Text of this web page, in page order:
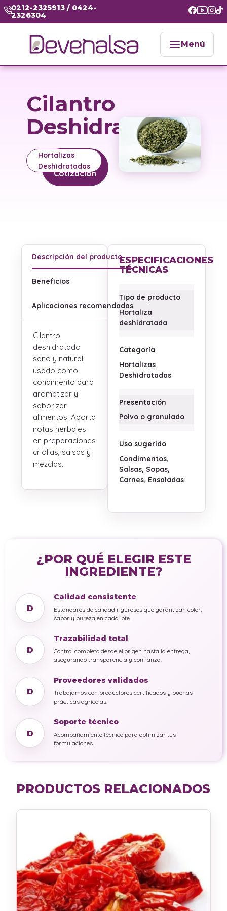
0212-2325913 / 0424-
2326304
Menú
Cilantro
Deshidratado
Hortalizas
Deshidratadas
Solicitar
Cotización
Descripción del producto
Beneficios
Aplicaciones recomendadas
Cilantro
deshidratado
sano y natural,
usado como
condimento para
aromatizar y
saborizar
alimentos. Aporta
notas herbales
en preparaciones
criollas, salsas y
mezclas.
ESPECIFICACIONES
TÉCNICAS
Tipo de producto
Hortaliza
deshidratada
Categoría
Hortalizas
Deshidratadas
Presentación
Polvo o granulado
Uso sugerido
Condimentos,
Salsas, Sopas,
Carnes, Ensaladas
¿POR QUÉ ELEGIR ESTE
INGREDIENTE?
D
Calidad consistente
Estándares de calidad rigurosos que garantizan color,
sabor y pureza en cada lote.
D
Trazabilidad total
Control completo desde el origen hasta la entrega,
asegurando transparencia y confianza.
D
Proveedores validados
Trabajamos con productores certificados y buenas
prácticas agrícolas.
D
Soporte técnico
Acompañamiento técnico para optimizar tus
formulaciones.
PRODUCTOS RELACIONADOS